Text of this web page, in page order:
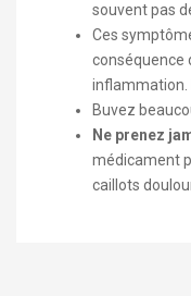
souvent pas
Ces
conséquence
inflammation.
Buvez
Ne prenez
médicament
caillots